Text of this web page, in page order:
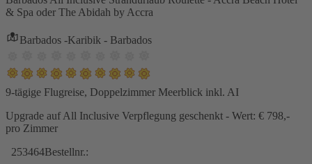
& Spa oder The Abidah by Accra
Barbados -Karibik - Barbados
9-tägige Flugreise, Doppelzimmer Meerblick inkl. AI
Upgrade auf All Inclusive Verpflegung geschenkt - Wert: € 798,-
pro Zimmer
253464Bestellnr.: